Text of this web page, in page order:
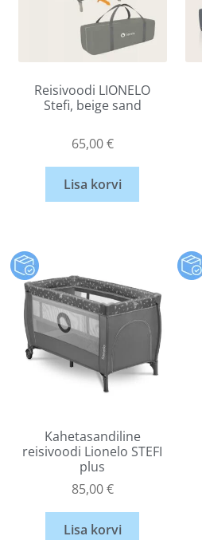
Reisivoodi LIONELO
Stefi, beige sand
65,00€
Lisa korvi
Kahetasandiline
reisivoodi Lionelo STEFI
plus
85,00€
Lisa korvi